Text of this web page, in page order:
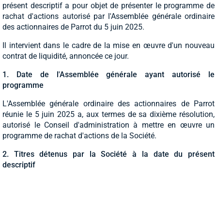
présent descriptif a pour objet de présenter le programme de
rachat d'actions autorisé par l'Assemblée générale ordinaire
des actionnaires de Parrot du 5 juin 2025.
Il intervient dans le cadre de la mise en œuvre d'un nouveau
contrat de liquidité, annoncée ce jour.
1. Date de l'Assemblée générale ayant autorisé le
programme
L'Assemblée générale ordinaire des actionnaires de Parrot
réunie le 5 juin 2025 a, aux termes de sa dixième résolution,
autorisé le Conseil d'administration à mettre en œuvre un
programme de rachat d'actions de la Société.
2. Titres détenus par la Société à la date du présent
descriptif